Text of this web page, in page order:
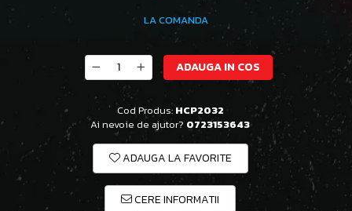
LA COMANDA
ADAUGA IN COS
Cod Produs:HCP2032
Ai nevoie de ajutor? 0723153643
ADAUGA LA FAVORITE
CERE INFORMATII